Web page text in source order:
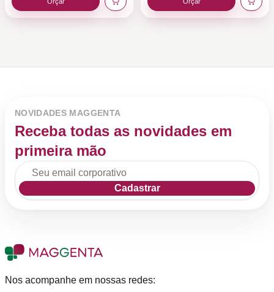
NOVIDADES MAGGENTA
Receba todas as novidades em
primeira mão
Cadastrar
Nos acompanhe em nossas redes: